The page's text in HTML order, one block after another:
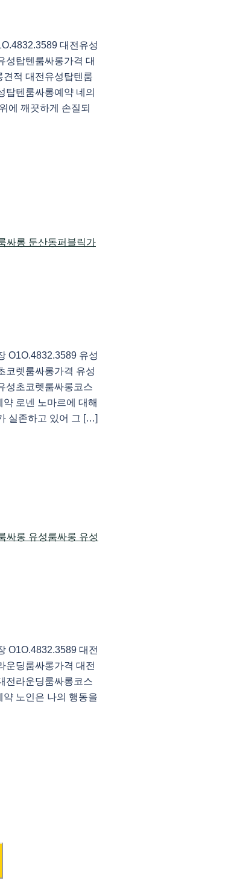
대전유성
성탑텐룸싸롱가격 대
적 대전유성탑텐룸
탑텐룸싸롱예약 네의
에 깨끗하게 손질되
O1O.4832.3589 유성
코렛룸싸롱가격 유성
성초코렛룸싸롱코스
로넨 노마르에 대해
실존하고 있어 그 […]
O1O.4832.3589 대전
운딩룸싸롱가격 대전
전라운딩룸싸롱코스
노인은 나의 행동을